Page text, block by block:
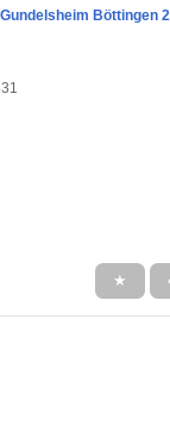
Böttingen
★